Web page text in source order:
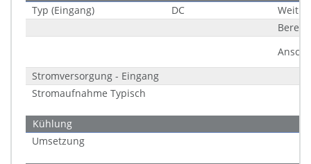
Typ (Eingang)
DC
Stromversorgung - Eingang
Stromaufnahme Typisch
Kühlung
Umsetzung